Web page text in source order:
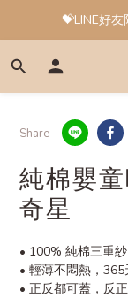
💝LINE好
Share
純棉嬰
奇星
• 100% 純棉三重
• 輕薄不悶熱，
• 正反都可蓋，反